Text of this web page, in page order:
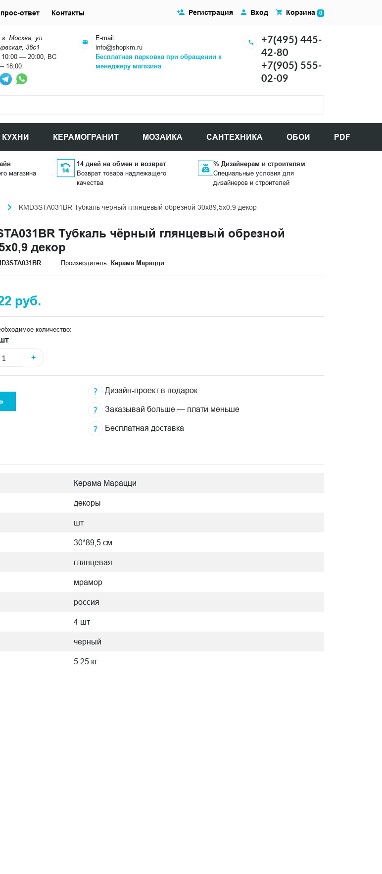
Москва, ул.
36с1
— 20:00, ВС
18:00
E-mail:
info@shopkm.ru
Бесплатная парковка при обращении к
менеджеру магазина
+7(495) 445-
42-80
+7(905) 555-
02-09
КЕРАМОГРАНИТ МОЗАИКА САНТЕХНИКА ОБОИ PDF
Регистрация Вход Корзина 0
ответ Контакты
магазина
14 дней на обмен и возврат
Возврат товара надлежащего
качества
% Дизайнерам и строителям
Специальные условия для
дизайнеров и строителей
KMD3STA031BR Тубкаль чёрный глянцевый обрезной 30x89,5x0,9 декор
Тубкаль чёрный глянцевый обрезной
декор
Производитель: Керама Марацци
руб.
количество:
+
Дизайн-проект в подарок
Заказывай больше — плати меньше
Бесплатная доставка
Керама Марацци
декоры
шт
30*89,5 см
глянцевая
мрамор
россия
4 шт
черный
5.25 кг